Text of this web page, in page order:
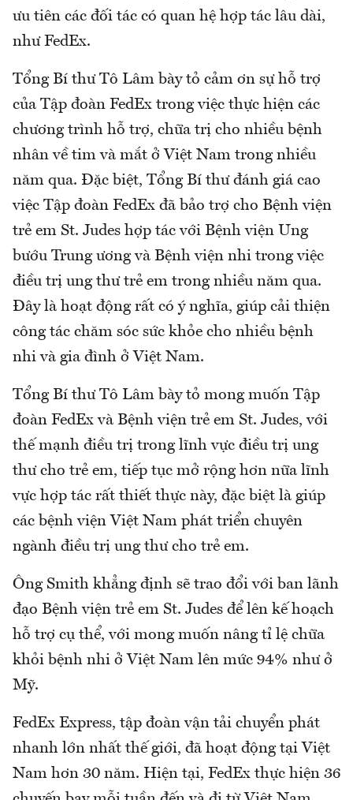
ưu tiên các đối tác có quan hệ hợp tác lâu dài,
như FedEx.
Tổng Bí thư Tô Lâm bày tỏ cảm ơn sự hỗ trợ
của Tập đoàn FedEx trong việc thực hiện các
chương trình hỗ trợ, chữa trị cho nhiều bệnh
nhân về tim và mắt ở Việt Nam trong nhiều
năm qua. Đặc biệt, Tổng Bí thư đánh giá cao
việc Tập đoàn FedEx đã bảo trợ cho Bệnh viện
trẻ em St. Judes hợp tác với Bệnh viện Ung
bướu Trung ương và Bệnh viện nhi trong việc
điều trị ung thư trẻ em trong nhiều năm qua.
Đây là hoạt động rất có ý nghĩa, giúp cải thiện
công tác chăm sóc sức khỏe cho nhiều bệnh
nhi và gia đình ở Việt Nam.
Tổng Bí thư Tô Lâm bày tỏ mong muốn Tập
đoàn FedEx và Bệnh viện trẻ em St. Judes, với
thế mạnh điều trị trong lĩnh vực điều trị ung
thư cho trẻ em, tiếp tục mở rộng hơn nữa lĩnh
vực hợp tác rất thiết thực này, đặc biệt là giúp
các bệnh viện Việt Nam phát triển chuyên
ngành điều trị ung thư cho trẻ em.
Ông Smith khẳng định sẽ trao đổi với ban lãnh
đạo Bệnh viện trẻ em St. Judes để lên kế hoạch
hỗ trợ cụ thể, với mong muốn nâng tỉ lệ chữa
khỏi bệnh nhi ở Việt Nam lên mức 94% như ở
Mỹ.
FedEx Express, tập đoàn vận tải chuyển phát
nhanh lớn nhất thế giới, đã hoạt động tại Việt
Nam hơn 30 năm. Hiện tại, FedEx thực hiện 36